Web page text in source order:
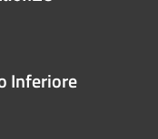
Inferiore